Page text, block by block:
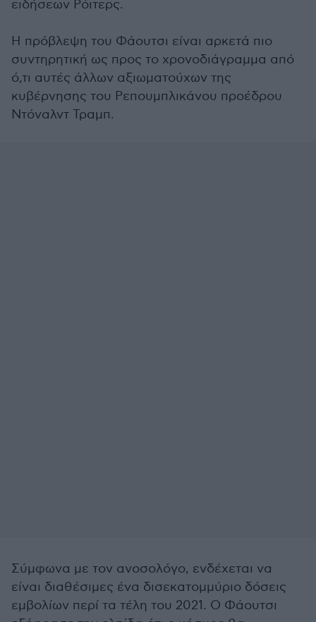
ειδήσεων Ρόιτερς.
Η πρόβλεψη του Φάουτσι είναι αρκετά πιο
συντηρητική ως προς το χρονοδιάγραμμα από
ό,τι αυτές άλλων αξιωματούχων της
κυβέρνησης του Ρεπουμπλικάνου προέδρου
Ντόναλντ Τραμπ.
Σύμφωνα με τον ανοσολόγο, ενδέχεται να
είναι διαθέσιμες ένα δισεκατομμύριο δόσεις
εμβολίων περί τα τέλη του 2021. Ο Φάουτσι